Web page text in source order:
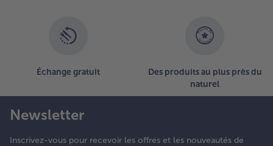
Échange gratuit
Des produits au plus près du
naturel
Newsletter
Inscrivez-vous pour recevoir les offres et les nouveautés de